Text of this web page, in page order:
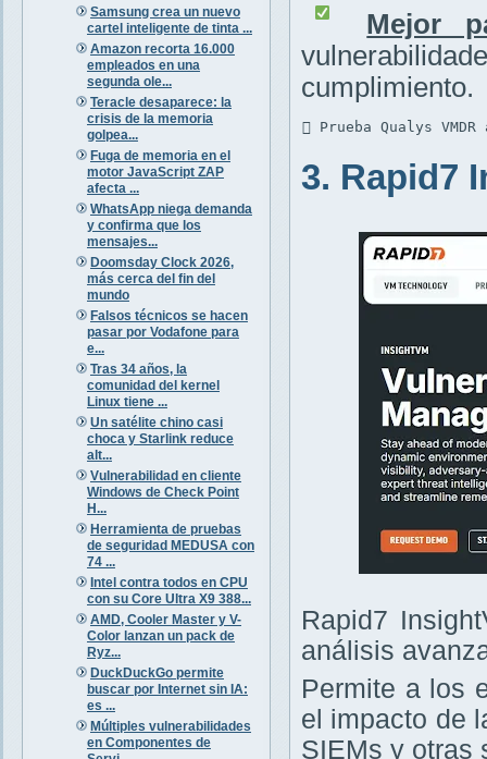
Samsung crea un nuevo
cartel inteligente de tinta ...
Amazon recorta 16.000
empleados en una
segunda ole...
Teracle desaparece: la
crisis de la memoria
golpea...
Fuga de memoria en el
motor JavaScript ZAP
afecta ...
WhatsApp niega demanda
y confirma que los
mensajes...
Doomsday Clock 2026,
más cerca del fin del
mundo
Falsos técnicos se hacen
pasar por Vodafone para
e...
Tras 34 años, la
comunidad del kernel
Linux tiene ...
Un satélite chino casi
choca y Starlink reduce
alt...
Vulnerabilidad en cliente
Windows de Check Point
H...
Herramienta de pruebas
de seguridad MEDUSA con
74 ...
Intel contra todos en CPU
con su Core Ultra X9 388...
AMD, Cooler Master y V-
Color lanzan un pack de
Ryz...
DuckDuckGo permite
buscar por Internet sin IA:
es ...
Múltiples vulnerabilidades
en Componentes de
Mejor
cumplimiento.
 Prueba Qualys
3. Rapid7
Rapid7
análisis
Permite a los
el impacto de
SIEMs y otras